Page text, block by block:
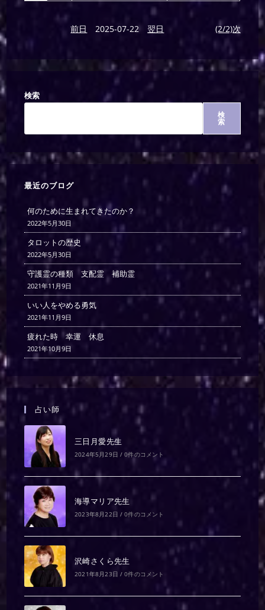
前日 2025-07-22 翌日 (2/2)次
検索
検
索
最近のブログ
何のために生まれてきたのか？
2022年5月30日
タロットの歴史
2022年5月30日
守護霊の種類 支配霊 補助霊
2021年11月9日
いい人をやめる勇気
2021年11月9日
疲れた時 幸運 休息
2021年10月9日
占い師
三日月愛先生
2024年5月29日 / 0件のコメント
海導マリア先生
2023年8月22日 / 0件のコメント
沢崎さくら先生
2021年8月23日 / 0件のコメント